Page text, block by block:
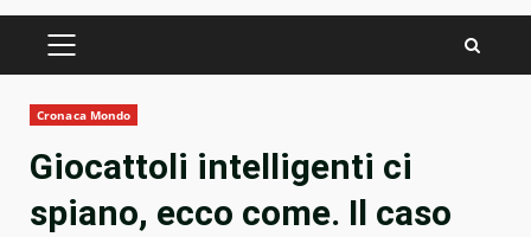
PRIMARY
Cronaca Mondo
Giocattoli intelligenti ci
spiano, ecco come. Il caso